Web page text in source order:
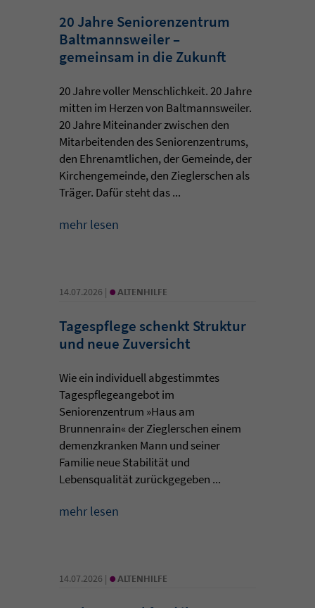
20 Jahre Seniorenzentrum
Baltmannsweiler –
gemeinsam in die Zukunft
20 Jahre voller Menschlichkeit. 20 Jahre
mitten im Herzen von Baltmannsweiler.
20 Jahre Miteinander zwischen den
Mitarbeitenden des Seniorenzentrums,
den Ehrenamtlichen, der Gemeinde, der
Kirchengemeinde, den Zieglerschen als
Träger. Dafür steht das ...
mehr lesen
14.07.2026 | • ALTENHILFE
Tagespflege schenkt Struktur
und neue Zuversicht
Wie ein individuell abgestimmtes
Tagespflegeangebot im
Seniorenzentrum »Haus am
Brunnenrain« der Zieglerschen einem
demenzkranken Mann und seiner
Familie neue Stabilität und
Lebensqualität zurückgegeben ...
mehr lesen
14.07.2026 | • ALTENHILFE